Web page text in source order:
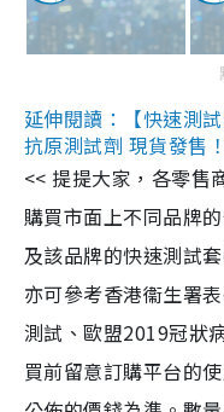
延伸閱讀：【快速測
抗原測試劑 現貨發售
<< 提提大家，各零售
購買市面上不同品牌
及該品牌的快速測試
亦可參考香港衞生署
測試、歐盟2019冠狀
買前留意訂購平台的